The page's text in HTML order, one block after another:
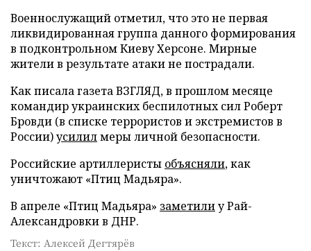
Военнослужащий отметил, что это не первая
ликвидированная группа данного формирования
в подконтрольном Киеву Херсоне. Мирные
жители в результате атаки не пострадали.
Как писала газета ВЗГЛЯД, в прошлом месяце
командир украинских беспилотных сил Роберт
Бровди (в списке террористов и экстремистов в
России)усилилмеры личной безопасности.
Российские артиллеристы объясняли, как
уничтожают «Птиц Мадьяра».
В апреле «Птиц Мадьяра» заметилиу Рай-
Александровки в ДНР.
Текст: Алексей Дегтярёв